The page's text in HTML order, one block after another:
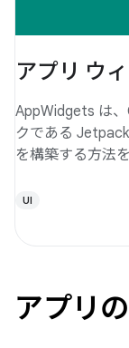
アプリ ウ
AppWidgets は
クである
を構築する方法
UI
アプリ